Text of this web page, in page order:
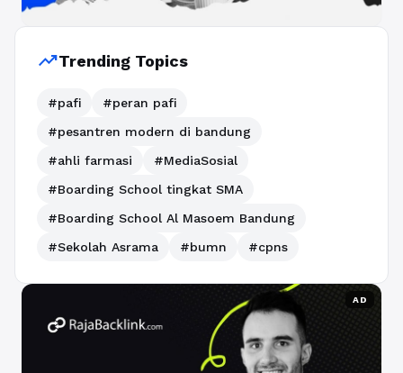
trending_upTrending Topics
#pafi
#peran pafi
#pesantren modern di bandung
#ahli farmasi
#MediaSosial
#Boarding School tingkat SMA
#Boarding School Al Masoem Bandung
#Sekolah Asrama
#bumn #cpns
AD